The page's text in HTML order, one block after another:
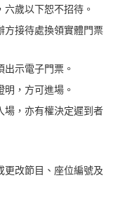
歲以下恕不招待。
方接待處換領實體門票
示電子門票。
，方可進場。
場，亦有權決定遲到者
改節目、座位編號及